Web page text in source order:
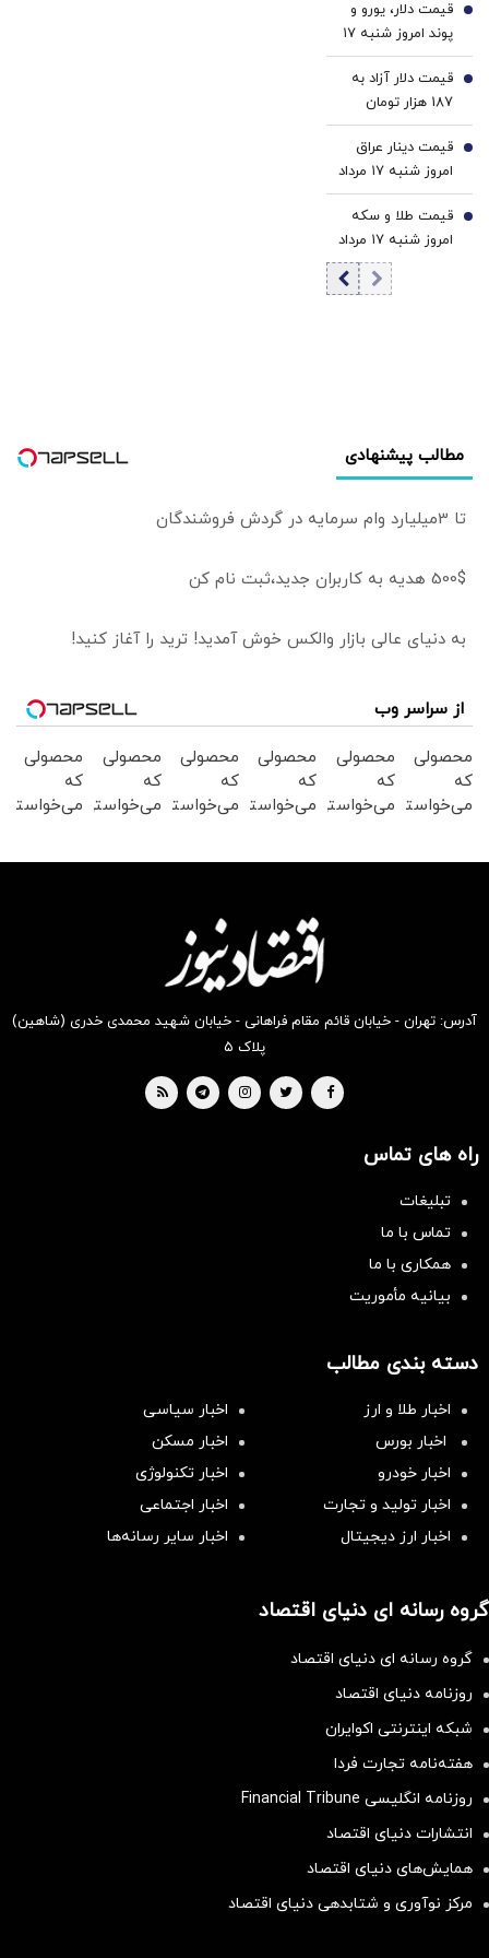
می‌گوید و نظام بازار
آزاد رقابتی را با
برچسب کاپیتالیسم
توضیح می‌دهد
در مزار شریف
روشن شود
قیمت دلار، یورو و
پوند امروز شنبه ۱۷
مرداد 1405/ کاهش
قیمت دلار و یورو
4
قیمت دلار آزاد به
187 هزار تومان
رسید
5
قیمت دینار عراق
امروز شنبه ۱۷ مرداد
1405/ افزایش
قیمت دینار
6
قیمت طلا و سکه
امروز شنبه ۱۷ مرداد
۱۴۰۵/افزایش
قیمت طلا و سکه
7
مطالب پیشنهادی
تا 3میلیارد وام سرمایه در گردش فروشندگان
500$ هدیه به کاربران جدید،ثبت نام کن
به دنیای عالی بازار والکس خوش آمدید! ترید را آغاز کنید!
از سراسر وب
محصولی
که
می‌خواستی
محصولی
که
می‌خواستی
محصولی
که
می‌خواستی
بخر !
محصولی
که
می‌خواستی
بخر !
محصولی
که
می‌خواستی
محصولی
که
می‌خواستی
آدرس: تهران - خیابان قائم مقام فراهانی - خیابان شهید محمدی خدری (شاهین)
پلاک ۵
راه های تماس
تبلیغات
تماس با ما
همکاری با ما
بیانیه مأموریت
دسته بندی مطالب
اخبار طلا و ارز
اخبار سیاسی
اخبار بورس
اخبار مسکن
اخبار خودرو
اخبار تکنولوژی
اخبار تولید و تجارت
اخبار اجتماعی
اخبار ارز دیجیتال
اخبار سایر رسانه‌‌ها
گروه رسانه ای دنیای اقتصاد
گروه رسانه ای دنیای اقتصاد
روزنامه دنیای اقتصاد
شبکه اینترنتی اکوایران
هفته‌نامه تجارت فردا
روزنامه انگلیسی Financial Tribune
انتشارات دنیای اقتصاد
همایش‌های دنیای اقتصاد
مرکز نوآوری و شتابدهی دنیای اقتصاد